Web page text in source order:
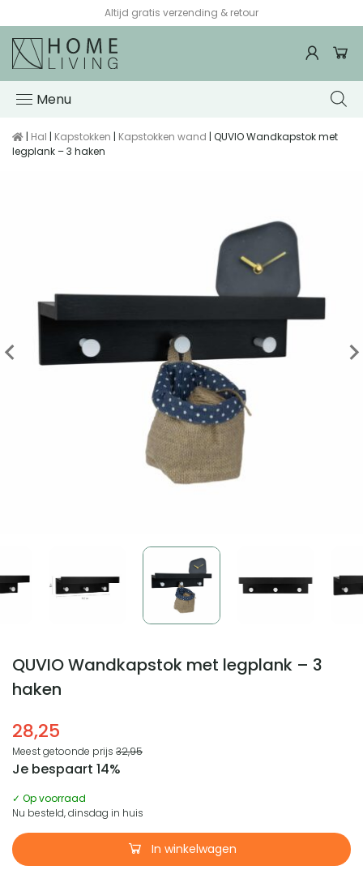
Altijd gratis verzending & retour
Menu
| Hal | Kapstokken | Kapstokken wand | QUVIO Wandkapstok met
legplank – 3 haken
QUVIO Wandkapstok met legplank – 3
haken
28,25
Meest getoonde prijs 32,95
Je bespaart 14%
✓ Op voorraad
Nu besteld, dinsdag in huis
In winkelwagen